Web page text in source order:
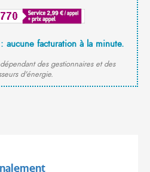
facturation à la minute.
des gestionnaires et des
d'énergie.